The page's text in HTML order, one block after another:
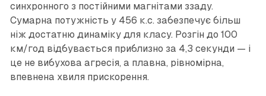
синхронного з постійними магнітами ззаду.
Сумарна потужність у 456 к.с. забезпечує більш
ніж достатню динаміку для класу. Розгін до 100
км/год відбувається приблизно за 4,3 секунди — і
це не вибухова агресія, а плавна, рівномірна,
впевнена хвиля прискорення.